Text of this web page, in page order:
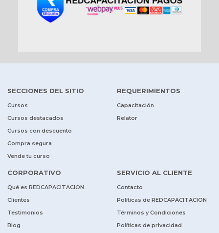
SECCIONES DEL SITIO
Cursos
Cursos destacados
Cursos con descuento
Compra segura
Vende tu curso
REQUERIMIENTOS
Capacitación
Relator
CORPORATIVO
Qué es REDCAPACITACION
Clientes
Testimonios
Blog
SERVICIO AL CLIENTE
Contacto
Políticas de REDCAPACITACION
Términos y Condiciones
Políticas de privacidad